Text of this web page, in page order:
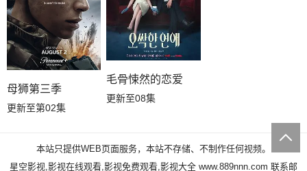
母狮第三季
更新至第02集
毛骨悚然的恋爱
更新至08集
本站只提供WEB页面服务，本站不存储、不制作任何视频。
星空影视,影视在线观看,影视免费观看,影视大全 www.889nnn.com 联系邮